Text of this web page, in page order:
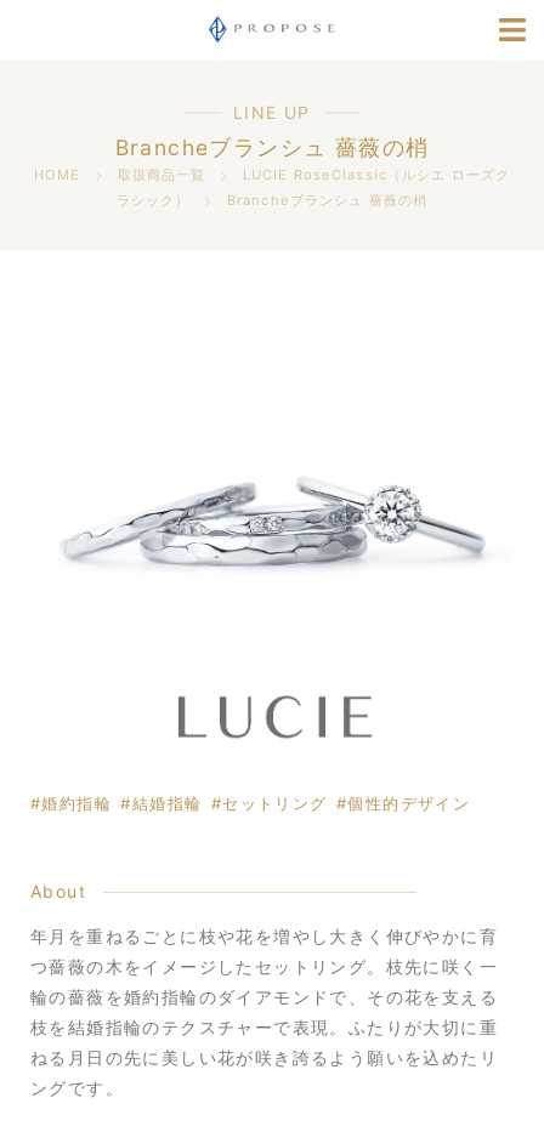
店舗情報
採用情報
LINE UP
Brancheブランシュ 薔薇の梢
HOME 取扱商品一覧
LUCIE RoseClassic（ルシエ ローズク
ラシック）
Brancheブランシュ 薔薇の梢
婚約指輪 結婚指輪 セットリング 個性的デザイン
About
年月を重ねるごとに枝や花を増やし大きく伸びやかに育
つ薔薇の木をイメージしたセットリング。枝先に咲く一
輪の薔薇を婚約指輪のダイアモンドで、その花を支える
枝を結婚指輪のテクスチャーで表現。ふたりが大切に重
ねる月日の先に美しい花が咲き誇るよう願いを込めたリ
ングです。